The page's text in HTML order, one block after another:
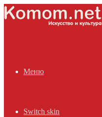
Меню
Switch skin